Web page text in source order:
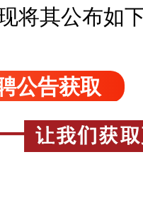
将其公布如
公告获取